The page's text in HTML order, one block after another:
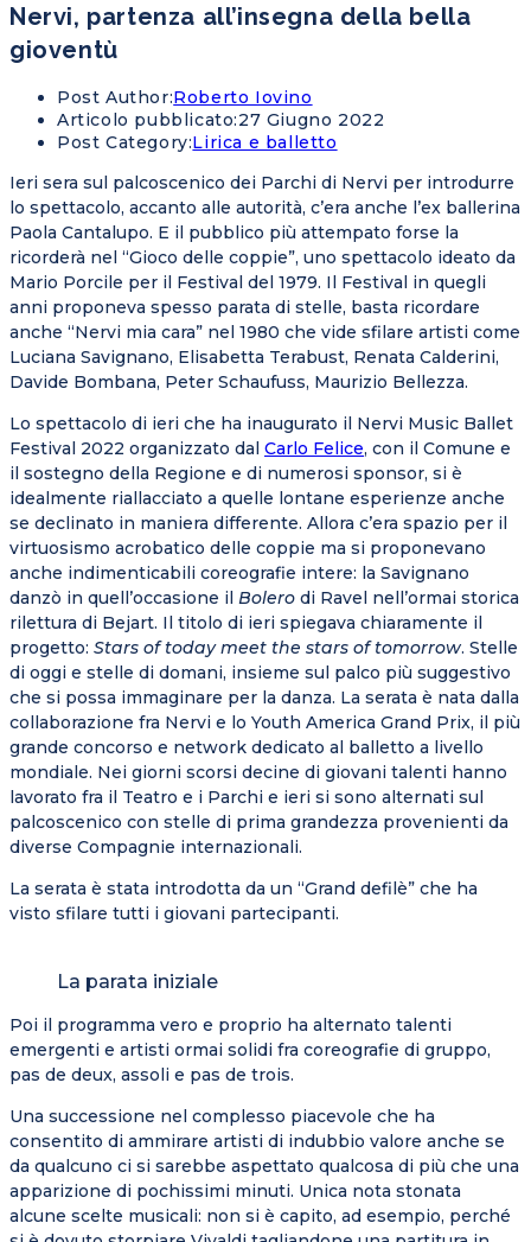
Nervi, partenza all’insegna della bella
gioventù
Post Author:Roberto Iovino
Articolo pubblicato:27 Giugno 2022
Post Category:Lirica e balletto
Ieri sera sul palcoscenico dei Parchi di Nervi per introdurre
lo spettacolo, accanto alle autorità, c’era anche l’ex ballerina
Paola Cantalupo. E il pubblico più attempato forse la
ricorderà nel “Gioco delle coppie”, uno spettacolo ideato da
Mario Porcile per il Festival del 1979. Il Festival in quegli
anni proponeva spesso parata di stelle, basta ricordare
anche “Nervi mia cara” nel 1980 che vide sfilare artisti come
Luciana Savignano, Elisabetta Terabust, Renata Calderini,
Davide Bombana, Peter Schaufuss, Maurizio Bellezza.
Lo spettacolo di ieri che ha inaugurato il Nervi Music Ballet
Festival 2022 organizzato dal Carlo Felice, con il Comune e
il sostegno della Regione e di numerosi sponsor, si è
idealmente riallacciato a quelle lontane esperienze anche
se declinato in maniera differente. Allora c’era spazio per il
virtuosismo acrobatico delle coppie ma si proponevano
anche indimenticabili coreografie intere: la Savignano
danzò in quell’occasione il Bolero di Ravel nell’ormai storica
rilettura di Bejart. Il titolo di ieri spiegava chiaramente il
progetto: Stars of today meet the stars of tomorrow. Stelle
di oggi e stelle di domani, insieme sul palco più suggestivo
che si possa immaginare per la danza. La serata è nata dalla
collaborazione fra Nervi e lo Youth America Grand Prix, il più
grande concorso e network dedicato al balletto a livello
mondiale. Nei giorni scorsi decine di giovani talenti hanno
lavorato fra il Teatro e i Parchi e ieri si sono alternati sul
palcoscenico con stelle di prima grandezza provenienti da
diverse Compagnie internazionali.
La serata è stata introdotta da un “Grand defilè” che ha
visto sfilare tutti i giovani partecipanti.
La parata iniziale
Poi il programma vero e proprio ha alternato talenti
emergenti e artisti ormai solidi fra coreografie di gruppo,
pas de deux, assoli e pas de trois.
Una successione nel complesso piacevole che ha
consentito di ammirare artisti di indubbio valore anche se
da qualcuno ci si sarebbe aspettato qualcosa di più che una
apparizione di pochissimi minuti. Unica nota stonata
alcune scelte musicali: non si è capito, ad esempio, perché